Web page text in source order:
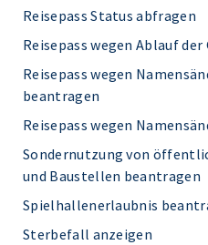
Reisepass Status abfragen
Reisepass wegen Ablauf
Reisepass wegen
beantragen
Reisepass wegen
Sondernutzung von
und Baustellen beantragen
Spielhallenerlaubnis
Sterbefall anzeigen